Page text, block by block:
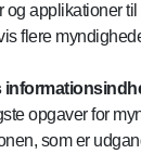
applikationer
flere
opgaver for
som er